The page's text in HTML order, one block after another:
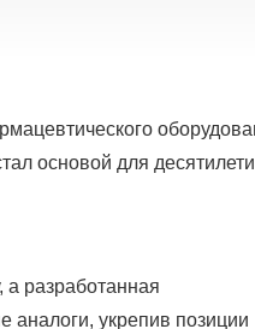
основой для
разработанная
аналоги, укрепив позиции